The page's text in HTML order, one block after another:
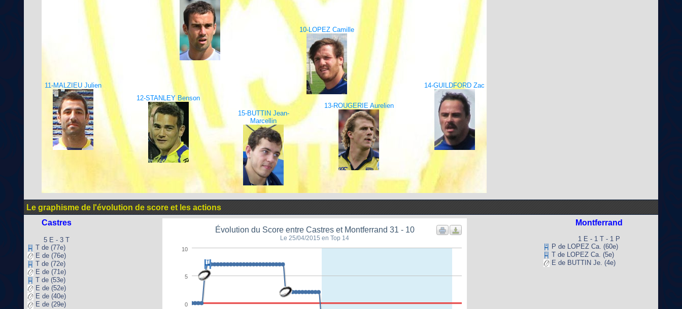
10-LOPEZ Camille
11-MALZIEU Julien
14-GUILDFORD Zac
12-STANLEY Benson
13-ROUGERIE Aurelien
15-BUTTIN Jean-
Marcellin
Le graphisme de l'évolution de score et les actions
Castres
5 E - 3 T
T de (77e)
E de (76e)
T de (72e)
E de (71e)
T de (53e)
E de (52e)
E de (40e)
E de (29e)
Évolution du Score entre Castres et Montferrand 31 - 10
Le 25/04/2015 en Top 14
0
5
10
Montferrand
1 E - 1 T - 1 P
P de LOPEZ Ca. (60e)
T de LOPEZ Ca. (5e)
E de BUTTIN Je. (4e)